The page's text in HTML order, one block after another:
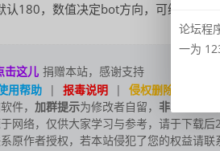
180，数值决定bot方向，可练双人跳
击这儿 捐赠本站，感谢支持
用帮助 | 报毒说明 | 侵权删除
件， 加群提示为修改者自留， 非本站信息
网络，仅供大家学习与参考，请于下载后
原作者授权，若本站侵犯了您的权益请联
论坛程
一为